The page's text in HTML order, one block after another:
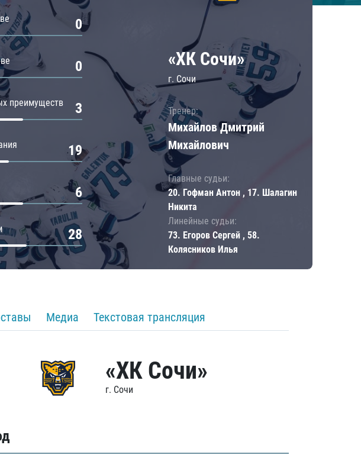
0
0
преимуществ 3
19
6
28
«ХК Сочи»
г. Сочи
Тренер:
Михайлов Дмитрий
Михайлович
Главные судьи:
20. Гофман Антон , 17. Шалагин
Никита
Линейные судьи:
73. Егоров Сергей , 58.
Колясников Илья
Медиа Текстовая трансляция
«ХК Сочи»
г. Сочи